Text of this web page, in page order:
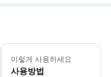
- 챙겨오실 것: * 선크림 * 수건 * 수
이렇게 사용하세요
사용방법